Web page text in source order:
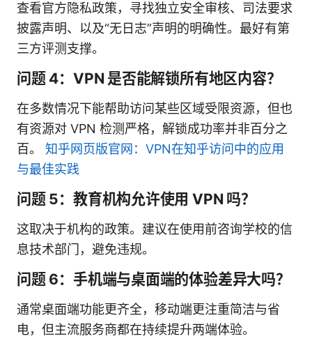
查看官方隐私政策，寻找独立安全审核、司法要求
披露声明、以及“无日志”声明的明确性。最好有第
三方评测支撑。
问题 4：VPN 是否能解锁所有地区内容？
在多数情况下能帮助访问某些区域受限资源，但也
有资源对 VPN 检测严格，解锁成功率并非百分之
百。 知乎网页版官网：VPN在知乎访问中的应用
与最佳实践
问题 5：教育机构允许使用 VPN 吗？
这取决于机构的政策。建议在使用前咨询学校的信
息技术部门，避免违规。
问题 6：手机端与桌面端的体验差异大吗？
通常桌面端功能更齐全，移动端更注重简洁与省
电，但主流服务商都在持续提升两端体验。